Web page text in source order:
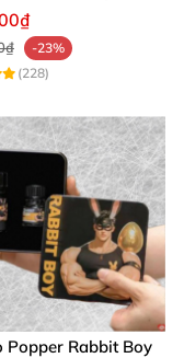
An Toàn
-23%
(228)
Popper Rabbit Boy